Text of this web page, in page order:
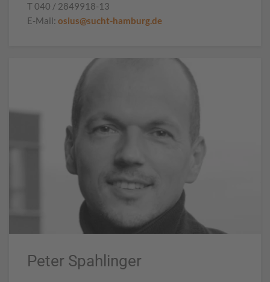
T 040 / 2849918-13
E-Mail: osius@sucht-hamburg.de
Peter Spahlinger